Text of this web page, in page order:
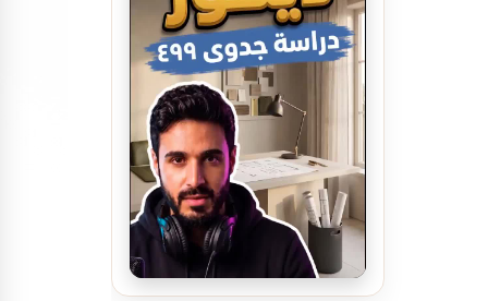
تصميم بوفيه مودرن
تصميم ديكور بوفية و كافيتيريا